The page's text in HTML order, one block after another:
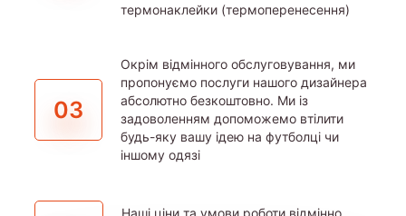
термонаклейки (термоперенесення)
03
Окрім відмінного обслуговування, ми
пропонуємо послуги нашого дизайнера
абсолютно безкоштовно. Ми із
задоволенням допоможемо втілити
будь-яку вашу ідею на футболці чи
іншому одязі
Наші ціни та умови роботи відмінно